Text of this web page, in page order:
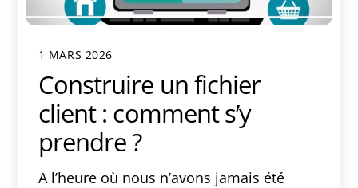
1 MARS 2026
Construire un fichier
client : comment s’y
prendre ?
A l’heure où nous n’avons jamais été